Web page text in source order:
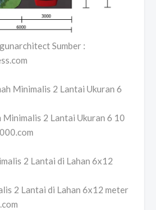
Sumber :
Minimalis 2 Lantai Ukuran 6 10
2 Lantai di Lahan 6x12 meter